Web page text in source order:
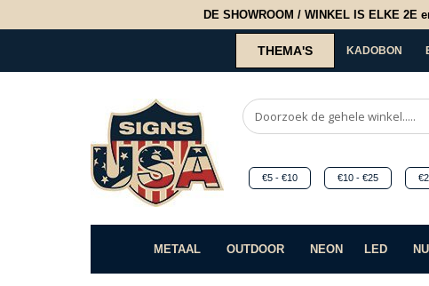
DE SHOWROOM / WINKEL IS ELKE 2E
THEMA'S KADOBON
€5 - €10 €10 - €25
METAAL OUTDOOR NEON LED